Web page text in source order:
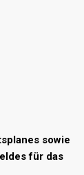
sowie
für das